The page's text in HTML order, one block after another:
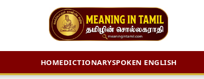
HOMEDICTIONARYSPOKEN ENGLISH